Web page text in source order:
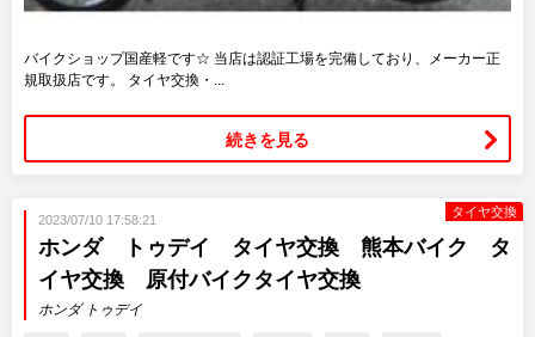
バイクショップ国産軽です☆ 当店は認証工場を完備しており、メーカー正
規取扱店です。 タイヤ交換・...
続きを見る
タイヤ交換
2023/07/10 17:58:21
ホンダ トゥデイ タイヤ交換 熊本バイク タ
イヤ交換 原付バイクタイヤ交換
ホンダ トゥデイ